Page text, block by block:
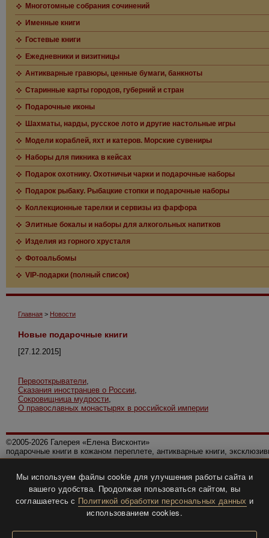
Многотомные собрания сочинений
Именные книги
Гостевые книги
Ежедневники и визитницы
Антикварные гравюры, ценные бумаги, банкноты
Старинные карты городов, губерний и стран
Подарочные иконы
Шахматы, нарды, русское лото и другие настольные игры
Модели кораблей, яхт и катеров. Морские сувениры
Наборы для пикника в кейсах
Подарок охотнику. Охотничьи чарки и подарочные наборы
Подарок рыбаку. Рыбацкие стопки и подарочные наборы
Коллекционные тарелки и сервизы из фарфора
Элитные бокалы и наборы для алкогольных напитков
Изделия из горного хрусталя
Фотоальбомы
VIP-подарки (полный список)
Главная > Новости
Новые подарочные книги
[27.12.2015]
Первооткрыватели,
Сказания иностранцев о России,
Сокровищница мудрости,
О православных монастырях в российской империи
©2005-2026 Галерея «Елена Висконти»
подарочные книги в кожаном переплете, антикварные книги,
Политика конфиденциальности
Все права защищены.
Разработка и дизайнBTV-info.
Мы используем файлы cookie для улучшения работы сайта и
вашего удобства. Продолжая пользоваться сайтом, вы
соглашаетесь с Политикой обработки персональных данных и
использованием cookies.